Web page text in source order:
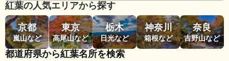
紅葉の人気エリアから探す
京都
嵐山など
東京
高尾山など
栃木
日光など
神奈川
箱根など
奈良
吉野山など
都道府県から紅葉名所を検索